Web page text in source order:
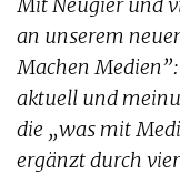
an unserem
Machen
aktuell und
die „was mit
ergänzt durch